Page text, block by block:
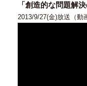
「創造的な問題解
2013/9/27(金)放送（動